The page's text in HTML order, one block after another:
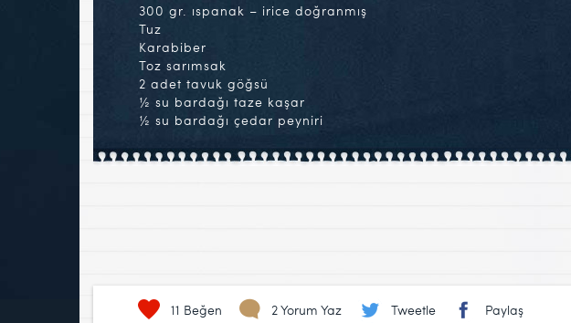
300 gr. ıspanak – irice doğranmış
Tuz
Karabiber
Toz sarımsak
2 adet tavuk göğsü
½ su bardağı taze kaşar
½ su bardağı çedar peyniri
11 Beğen 2 Yorum Yaz Tweetle Paylaş